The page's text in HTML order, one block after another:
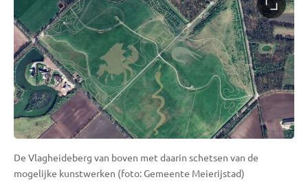
De Vlagheideberg van boven met daarin schetsen van de
mogelijke kunstwerken (foto: Gemeente Meierijstad)